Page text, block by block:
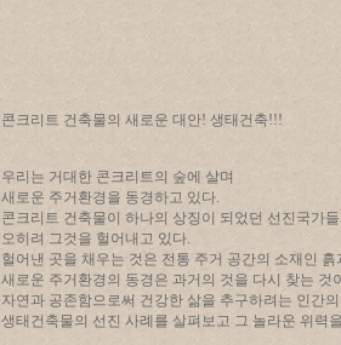
콘크리트 건축물의 새로운 대안! 생태건축!!!
우리는 거대한 콘크리트의 숲에 살며
새로운 주거환경을 동경하고 있다.
콘크리트 건축물이 하나의 상징이 되었던 선진국가
오히려 그것을 헐어내고 있다.
헐어낸 곳을 채우는 것은 전통 주거 공간의 소재인 흙
새로운 주거환경의 동경은 과거의 것을 다시 찾는 것
자연과 공존함으로써 건강한 삶을 추구하려는 인간
생태건축물의 선진 사례를 살펴보고 그 놀라운 위력